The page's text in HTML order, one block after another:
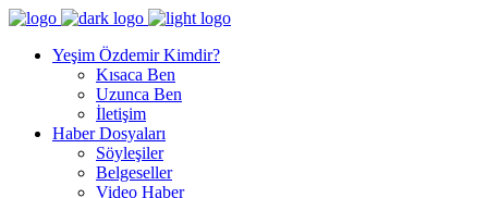
Yeşim Özdemir Kimdir?
Kısaca Ben
Uzunca Ben
İletişim
Haber Dosyaları
Söyleşiler
Belgeseller
Video Haber